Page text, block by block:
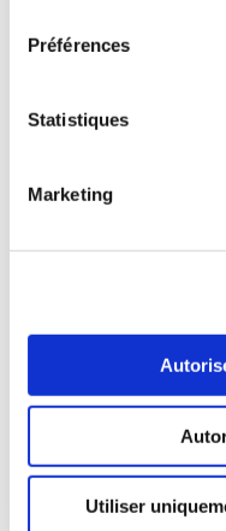
Préférences
Statistiques
Marketing
Utiliser
d'action et d'une
considérées comme
Aviation Week du 4
AVIATION
AVIATION COMMERCIALE
Ryanair conforte
aérienne d'Europe
Ryanair est à nouveau
européenne en 2023.
décompose aujourd'hui